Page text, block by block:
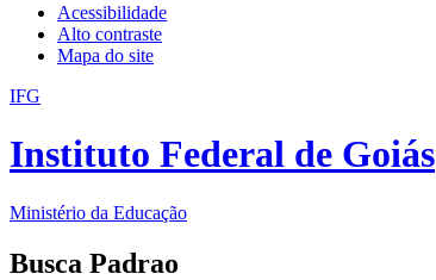
Acessibilidade
Alto contraste
Mapa do site
IFG
Instituto Federal de Goiás
Ministério da Educação
Busca Padrao